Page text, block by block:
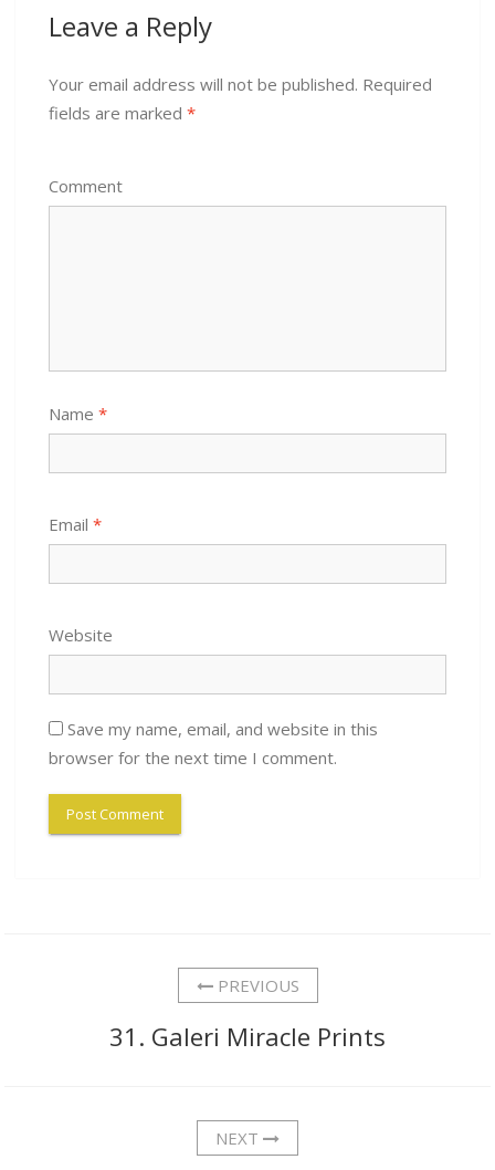
Leave a Reply
Your email address will not be published. Required
fields are marked *
Comment
Name *
Email *
Website
Save my name, email, and website in this
browser for the next time I comment.
PREVIOUS
31. Galeri Miracle Prints
NEXT